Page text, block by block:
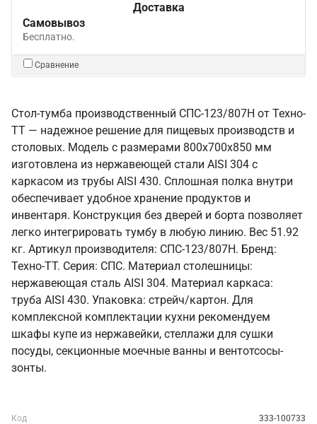
Доставка
Самовывоз
Бесплатно.
Сравнение
Стол-тумба производственный СПС-123/807Н от Техно-
ТТ — надежное решение для пищевых производств и
столовых. Модель с размерами 800x700x850 мм
изготовлена из нержавеющей стали AISI 304 с
каркасом из трубы AISI 430. Сплошная полка внутри
обеспечивает удобное хранение продуктов и
инвентаря. Конструкция без дверей и борта позволяет
легко интегрировать тумбу в любую линию. Вес 51.92
кг. Артикул производителя: СПС-123/807Н. Бренд:
Техно-ТТ. Серия: СПС. Материал столешницы:
нержавеющая сталь AISI 304. Материал каркаса:
труба AISI 430. Упаковка: стрейч/картон. Для
комплексной комплектации кухни рекомендуем
шкафы купе из нержавейки, стеллажи для сушки
посуды, секционные моечные ванны и вентотсосы-
зонты.
Код
333-100733